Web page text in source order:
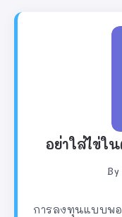
อย่าใส่ไข่ใ
By
การลงทุนแบบพ